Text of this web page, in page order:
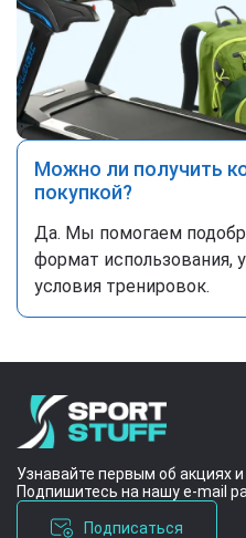
Можно ли получить
покупкой?
Да. Мы помогаем
формат использования,
условия тренировок.
Узнавайте первым об акциях
Подпишитесь на нашу e-mail
Подписаться